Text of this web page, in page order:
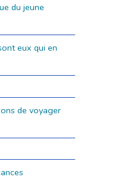
du jeune
eux qui en
de voyager